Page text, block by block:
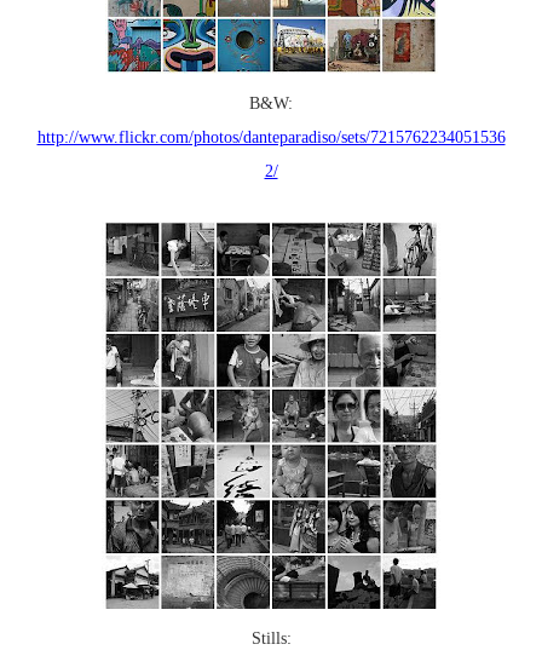
B&W:
http://www.flickr.com/photos/danteparadiso/sets/7215762234051536
2/
Stills: